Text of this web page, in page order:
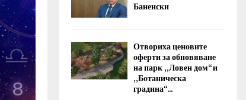
Баненски
Отвориха ценовите
оферти за обновяване
на парк „Ловен дом“ и
„Ботаническа
градина“...